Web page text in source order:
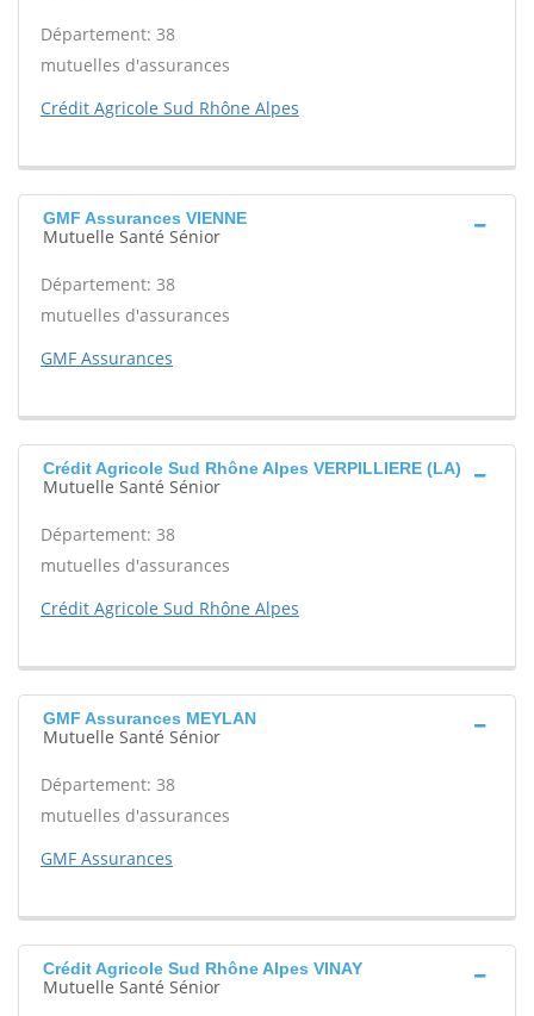
Département: 38
mutuelles d'assurances
Crédit Agricole Sud Rhône Alpes
GMF Assurances VIENNE
Mutuelle Santé Sénior
Département: 38
mutuelles d'assurances
GMF Assurances
Crédit Agricole Sud Rhône Alpes VERPILLIERE (LA)
Mutuelle Santé Sénior
Département: 38
mutuelles d'assurances
Crédit Agricole Sud Rhône Alpes
GMF Assurances MEYLAN
Mutuelle Santé Sénior
Département: 38
mutuelles d'assurances
GMF Assurances
Crédit Agricole Sud Rhône Alpes VINAY
Mutuelle Santé Sénior